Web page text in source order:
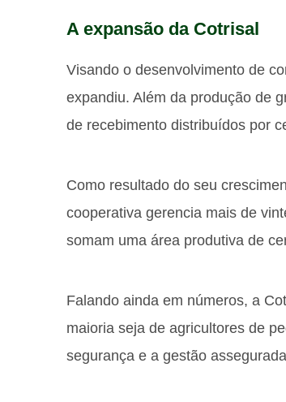
A expansão da Cotrisal
Visando o desenvolvimento de
expandiu. Além da produção de
de recebimento distribuídos por
Como resultado do seu
cooperativa gerencia mais de
somam uma área produtiva de
Falando ainda em números, a
maioria seja de agricultores de
segurança e a gestão